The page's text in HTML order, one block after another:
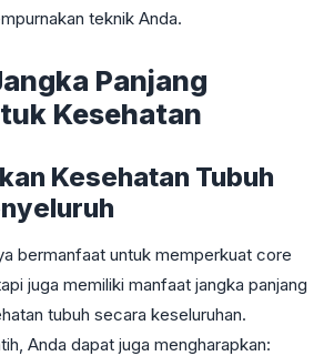
teknik Anda.
Panjang
Kesehatan
Kesehatan Tubuh
bermanfaat untuk memperkuat core
juga memiliki manfaat jangka panjang
tubuh secara keseluruhan.
Anda dapat juga mengharapkan: